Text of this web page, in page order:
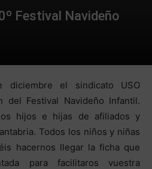
Festival Navideño
el sindicato USO
del Festival Navideño Infantil.
hijos e hijas de afiliados y
Todos los niños y niñas
hacernos llegar la ficha que
para facilitaros vuestra